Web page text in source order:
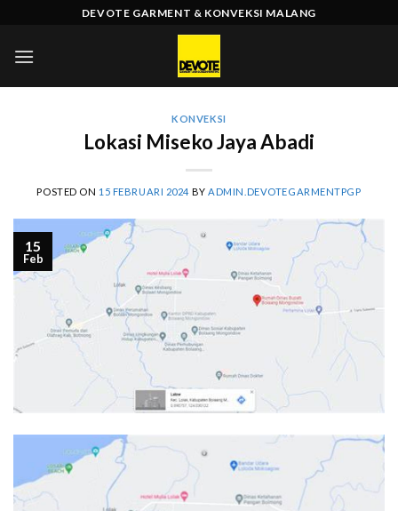
content
DEVOTE GARMENT & KONVEKSI MALANG
KONVEKSI
Lokasi Miseko Jaya Abadi
POSTED ON 15 FEBRUARI 2024 BY ADMIN.DEVOTEGARMENTPGP
15
Feb